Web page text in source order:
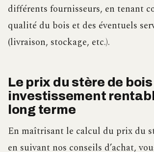
différents fournisseurs, en tenant
qualité du bois et des éventuels
(livraison, stockage, etc.).
Le prix du stère de bois
investissement
long terme
En maîtrisant le calcul du prix du
en suivant nos conseils d’achat,